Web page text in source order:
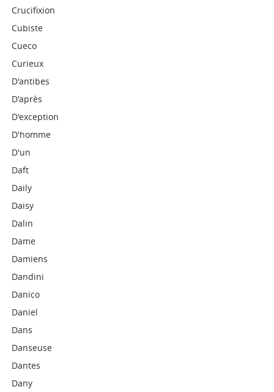
Crucifixion
Cubiste
Cueco
Curieux
D'antibes
D'après
D'exception
D'homme
D'un
Daft
Daily
Daisy
Dalin
Dame
Damiens
Dandini
Danico
Daniel
Dans
Danseuse
Dantes
Dany